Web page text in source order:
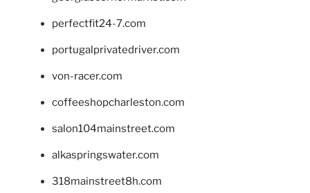
perfectfit24-7.com
portugalprivatedriver.com
von-racer.com
coffeeshopcharleston.com
salon104mainstreet.com
alkaspringswater.com
318mainstreet8h.com